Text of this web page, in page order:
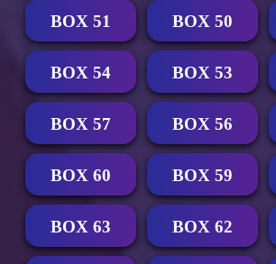
BOX 50
BOX 51
BOX 53
BOX 54
BOX 56
BOX 57
BOX 59
BOX 60
BOX 62
BOX 63